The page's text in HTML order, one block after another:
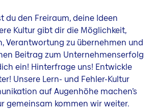
du den Freiraum, deine Ideen
Kultur gibt dir die Möglichkeit,
Verantwortung zu übernehmen und
Beitrag zum Unternehmenserfolg
ein! Hinterfrage uns! Entwickle
Unsere Lern- und Fehler-Kultur
auf Augenhöhe machen’s
gemeinsam kommen wir weiter.